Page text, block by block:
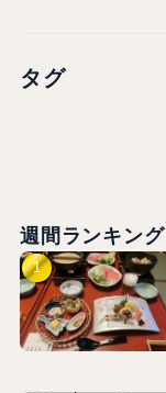
タグ
週間ランキング